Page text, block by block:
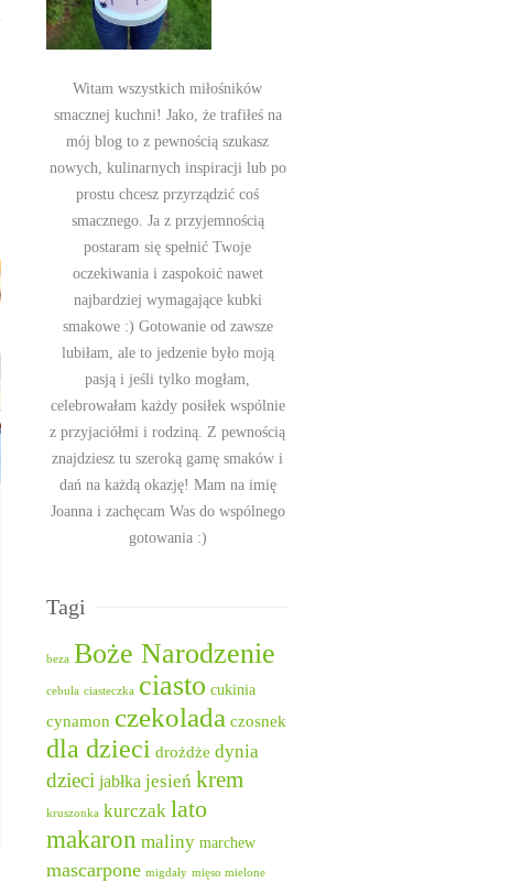
Witam wszystkich miłośników
smacznej kuchni! Jako, że trafiłeś na
mój blog to z pewnością szukasz
nowych, kulinarnych inspiracji lub po
prostu chcesz przyrządzić coś
smacznego. Ja z przyjemnością
postaram się spełnić Twoje
oczekiwania i zaspokoić nawet
najbardziej wymagające kubki
smakowe :) Gotowanie od zawsze
lubiłam, ale to jedzenie było moją
pasją i jeśli tylko mogłam,
celebrowałam każdy posiłek wspólnie
z przyjaciółmi i rodziną. Z pewnością
znajdziesz tu szeroką gamę smaków i
dań na każdą okazję! Mam na imię
Joanna i zachęcam Was do wspólnego
gotowania :)
Tagi
beza Boże Narodzenie
cebula ciasteczka ciasto cukinia
cynamon czekolada czosnek
dla dzieci drożdże dynia
dzieci jabłka jesień krem
kruszonka kurczak lato
makaron maliny marchew
mascarpone migdały mięso mielone